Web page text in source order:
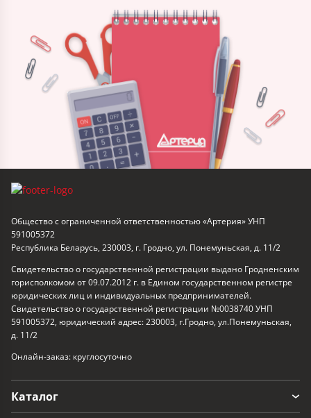
Общество с ограниченной ответственностью «Артерия» УНП
591005372
Республика Беларусь, 230003, г. Гродно, ул. Понемуньская, д. 11/2
Свидетельство о государственной регистрации выдано Гродненским
горисполкомом от 09.07.2012 г. в Едином государственном регистре
юридических лиц и индивидуальных предпринимателей.
Свидетельство о государственной регистрации №0038740 УНП
591005372, юридический адрес: 230003, г.Гродно, ул.Понемуньская,
д. 11/2
Онлайн-заказ: круглосуточно
Каталог